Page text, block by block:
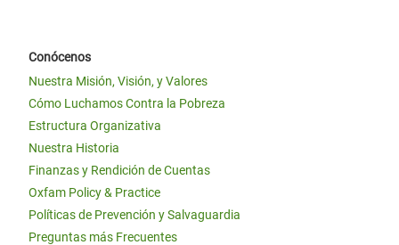
Conócenos
Nuestra Misión, Visión, y Valores
Cómo Luchamos Contra la Pobreza
Estructura Organizativa
Nuestra Historia
Finanzas y Rendición de Cuentas
Oxfam Policy & Practice
Políticas de Prevención y Salvaguardia
Preguntas más Frecuentes